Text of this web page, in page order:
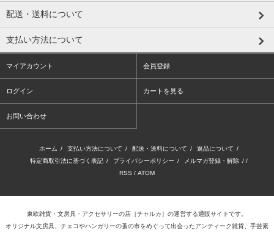
配送・送料について
支払い方法について
マイアカウント 会員登録
ログイン カートを見る
お問い合わせ
ホーム / 支払い方法について / 配送・送料について / 返品について /
特定商取引法に基づく表記 / プライバシーポリシー / メルマガ登録・解除 / /
RSS / ATOM
東欧雑貨・文房具・アクセサリーの店 ［チャルカ］ の運営する通販サイトです。
オリジナル文房具、チェコやハンガリーの蚤の市をめぐって出会ったアンティーク雑貨、手芸素